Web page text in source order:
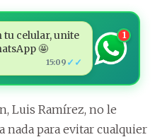
tu celular, unite
🤩
15:09 ✓✓
1
Luis Ramírez, no le
nada para evitar cualquier